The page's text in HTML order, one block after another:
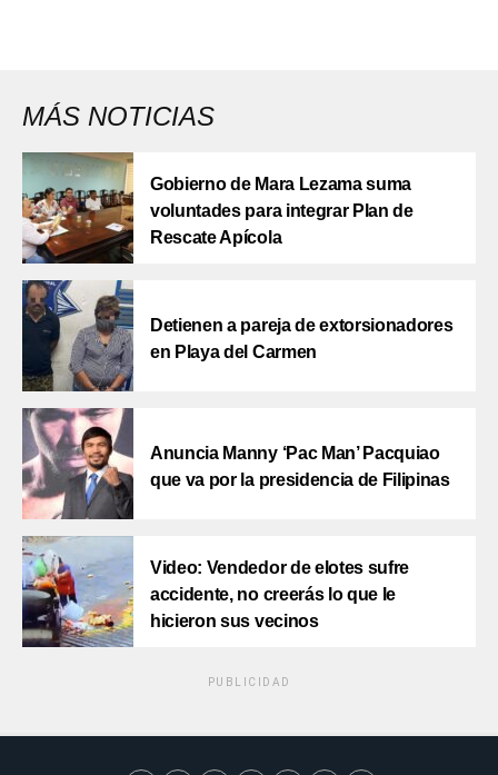
MÁS NOTICIAS
Gobierno de Mara Lezama suma
voluntades para integrar Plan de
Rescate Apícola
Detienen a pareja de extorsionadores
en Playa del Carmen
Anuncia Manny ‘Pac Man’ Pacquiao
que va por la presidencia de Filipinas
Video: Vendedor de elotes sufre
accidente, no creerás lo que le
hicieron sus vecinos
PUBLICIDAD